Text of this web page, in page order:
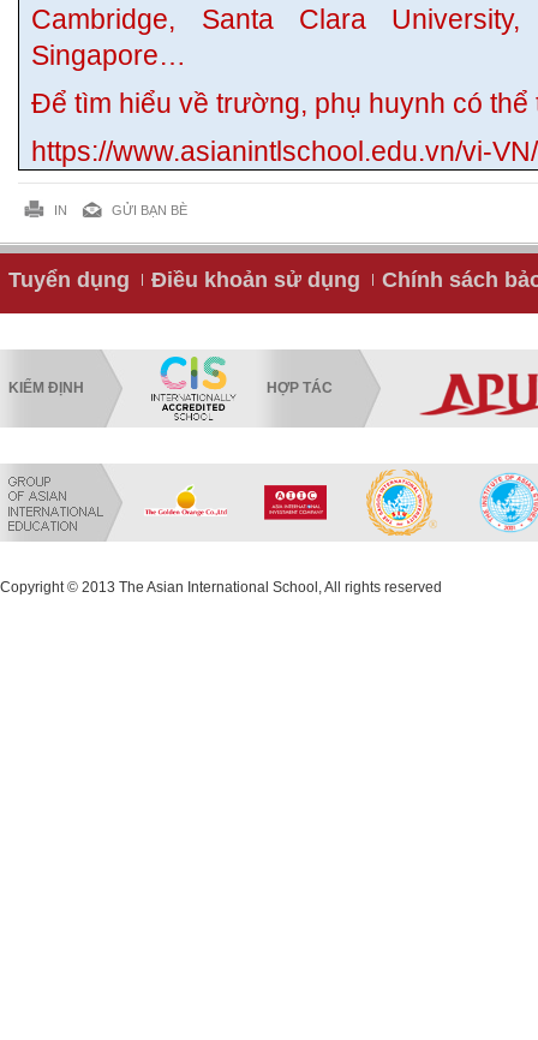
Cambridge, Santa Clara
Singapore…
Để tìm hiểu về trường, phụ huynh có thể
https://www.asianintlschool.edu.vn/vi-VN/
IN GỬI BẠN BÈ
Tuyển dụng Điều khoản sử dụng Chính sách
KIỂM ĐỊNH HỢP TÁC
Copyright © 2013 The Asian International School, All rights reserved